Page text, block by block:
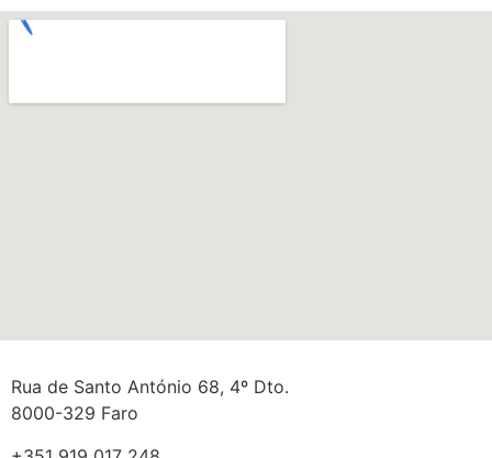
Rua de Santo António 68, 4º Dto.
8000-329 Faro